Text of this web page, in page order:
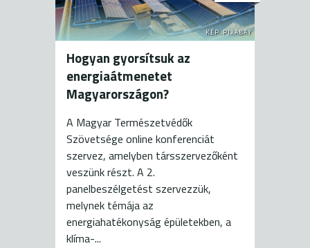
KÉP: PIXABAY
Hogyan gyorsítsuk az
energiaátmenetet
Magyarországon?
A Magyar Természetvédők
Szövetsége online konferenciát
szervez, amelyben társszervezőként
veszünk részt. A 2.
panelbeszélgetést szervezzük,
melynek témája az
energiahatékonyság épületekben, a
klíma-...